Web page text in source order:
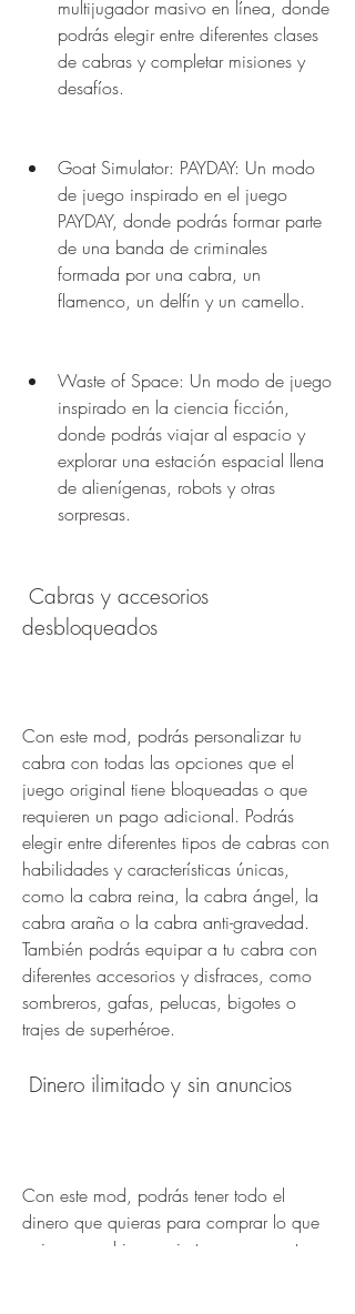
multijugador masivo en línea, donde
podrás elegir entre diferentes clases
de cabras y completar misiones y
desafíos.
Goat Simulator: PAYDAY: Un modo
de juego inspirado en el juego
PAYDAY, donde podrás formar parte
de una banda de criminales
formada por una cabra, un
flamenco, un delfín y un camello.
Waste of Space: Un modo de juego
inspirado en la ciencia ficción,
donde podrás viajar al espacio y
explorar una estación espacial llena
de alienígenas, robots y otras
sorpresas.
desbloqueados
Con este mod, podrás personalizar tu
cabra con todas las opciones que el
juego original tiene bloqueadas o que
requieren un pago adicional. Podrás
elegir entre diferentes tipos de cabras con
habilidades y características únicas,
como la cabra reina, la cabra ángel, la
cabra araña o la cabra anti-gravedad.
También podrás equipar a tu cabra con
diferentes accesorios y disfraces, como
sombreros, gafas, pelucas, bigotes o
trajes de superhéroe.
Dinero ilimitado y sin anuncios
Con este mod, podrás tener todo el
dinero que quieras para comprar lo que
quieras en el juego sin tener que gastar